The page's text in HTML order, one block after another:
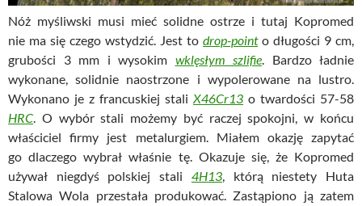
Nóż myśliwski musi mieć solidne ostrze i tutaj Kopromed
nie ma się czego wstydzić. Jest to drop-pointo długości 9 cm,
grubości 3 mm i wysokim wklęsłym szlifie. Bardzo ładnie
wykonane, solidnie naostrzone i wypolerowane na lustro.
Wykonano je z francuskiej stali X46Cr13 o twardości 57-58
HRC. O wybór stali możemy być raczej spokojni, w końcu
właściciel firmy jest metalurgiem. Miałem okazję zapytać
go dlaczego wybrał właśnie tę. Okazuje się, że Kopromed
używał niegdyś polskiej stali 4H13, którą niestety Huta
Stalowa Wola przestała produkować. Zastąpiono ją zatem